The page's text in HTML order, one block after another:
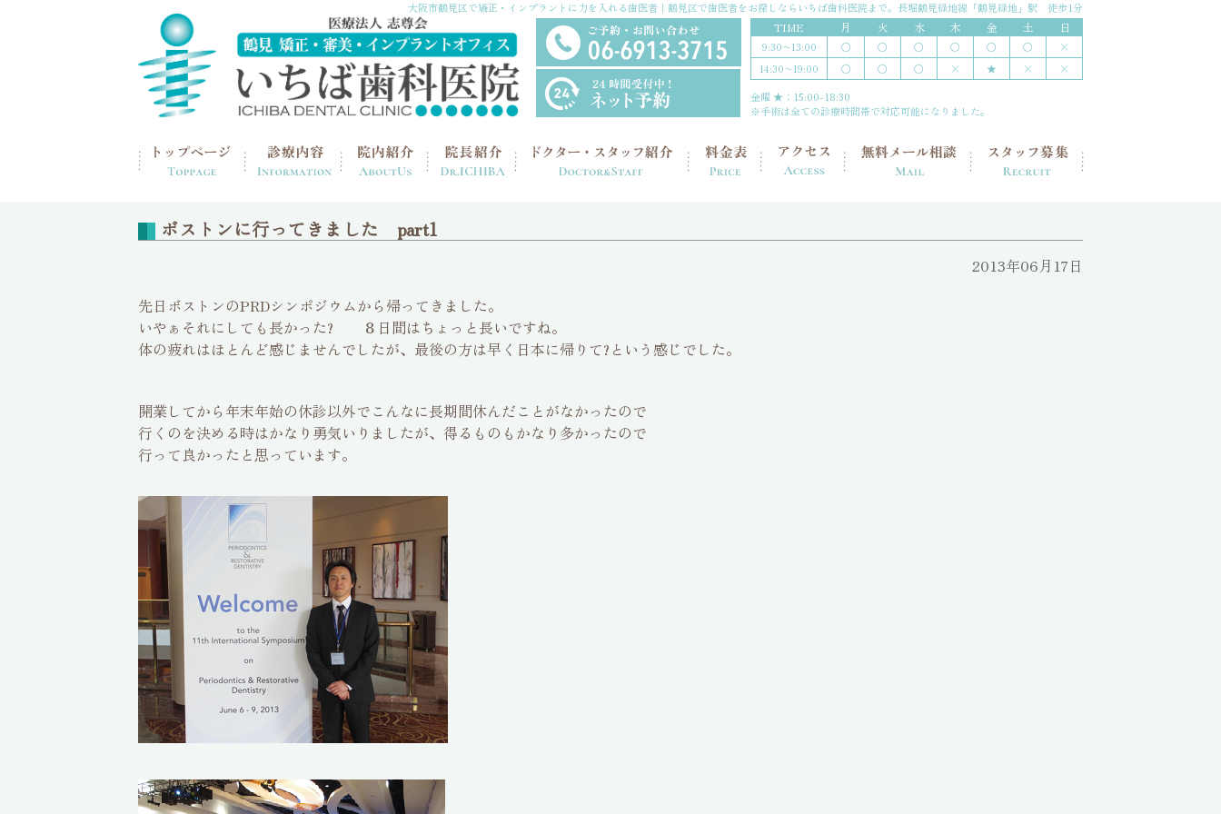
大阪市鶴見区で矯正・インプラントに力を入れる歯医者｜鶴見区で歯医者をお探しならいちば歯科医院まで。 長堀鶴見緑地線「鶴見緑地」駅 徒歩1分
TIME 月 火 水 木 金 土 日
9:30〜13:00 ○ ○ ○ 〇 ○ 〇 ×
14:30〜19:00 ○ ○ ○ × ★ ×
×
金曜 ★：15:00-18:30
※手術は全ての診療時間帯で対応可能になりました。
ボストンに行ってきました part1
2013年06月17日
先日ボストンのPRDシンポジウムから帰ってきました。
いやぁそれにしても長かった? ８日間はちょっと長いですね。
体の疲れはほとんど感じませんでしたが、最後の方は早く日本に帰りて?という感じでした。
開業してから年末年始の休診以外でこんなに長期間休んだことがなかったので
行くのを決める時はかなり勇気いりましたが、得るものもかなり多かったので
行って良かったと思っています。